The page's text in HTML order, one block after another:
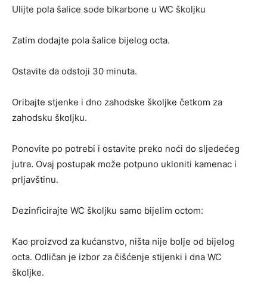
Ulijte pola šalice sode bikarbone u WC školjku
Zatim dodajte pola šalice bijelog octa.
Ostavite da odstoji 30 minuta.
Oribajte stjenke i dno zahodske školjke četkom za
zahodsku školjku.
Ponovite po potrebi i ostavite preko noći do sljedećeg
jutra. Ovaj postupak može potpuno ukloniti kamenac i
prljavštinu.
Dezinficirajte WC školjku samo bijelim octom:
Kao proizvod za kućanstvo, ništa nije bolje od bijelog
octa. Odličan je izbor za čišćenje stijenki i dna WC
školjke.